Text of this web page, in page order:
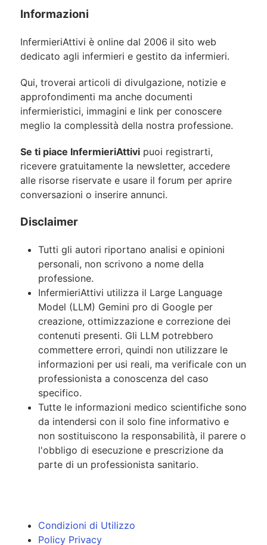
Informazioni
InfermieriAttivi è online dal 2006 il sito web
dedicato agli infermieri e gestito da infermieri.
Qui, troverai articoli di divulgazione, notizie e
approfondimenti ma anche documenti
infermieristici, immagini e link per conoscere
meglio la complessità della nostra professione.
Se ti piace InfermieriAttivi puoi registrarti,
ricevere gratuitamente la newsletter, accedere
alle risorse riservate e usare il forum per aprire
conversazioni o inserire annunci.
Disclaimer
Tutti gli autori riportano analisi e opinioni
personali, non scrivono a nome della
professione.
InfermieriAttivi utilizza il Large Language
Model (LLM) Gemini pro di Google per
creazione, ottimizzazione e correzione dei
contenuti presenti. Gli LLM potrebbero
commettere errori, quindi non utilizzare le
informazioni per usi reali, ma verificale con un
professionista a conoscenza del caso
specifico.
Tutte le informazioni medico scientifiche sono
da intendersi con il solo fine informativo e
non sostituiscono la responsabilità, il parere o
l'obbligo di esecuzione e prescrizione da
parte di un professionista sanitario.
Condizioni di Utilizzo
Policy Privacy